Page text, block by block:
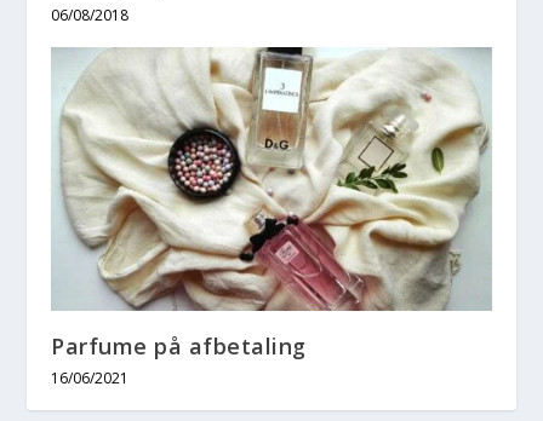
06/08/2018
Parfume på afbetaling
16/06/2021